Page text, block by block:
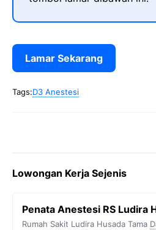
Lamar Sekarang
Tags:D3 Anestesi
Lowongan Kerja Sejenis
Penata Anestesi RS Ludira
Rumah Sakit Ludira Husada Tama